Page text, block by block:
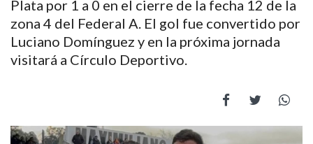
Plata por 1 a 0 en el cierre de la fecha 12 de la
zona 4 del Federal A. El gol fue convertido por
Luciano Domínguez y en la próxima jornada
visitará a Círculo Deportivo.